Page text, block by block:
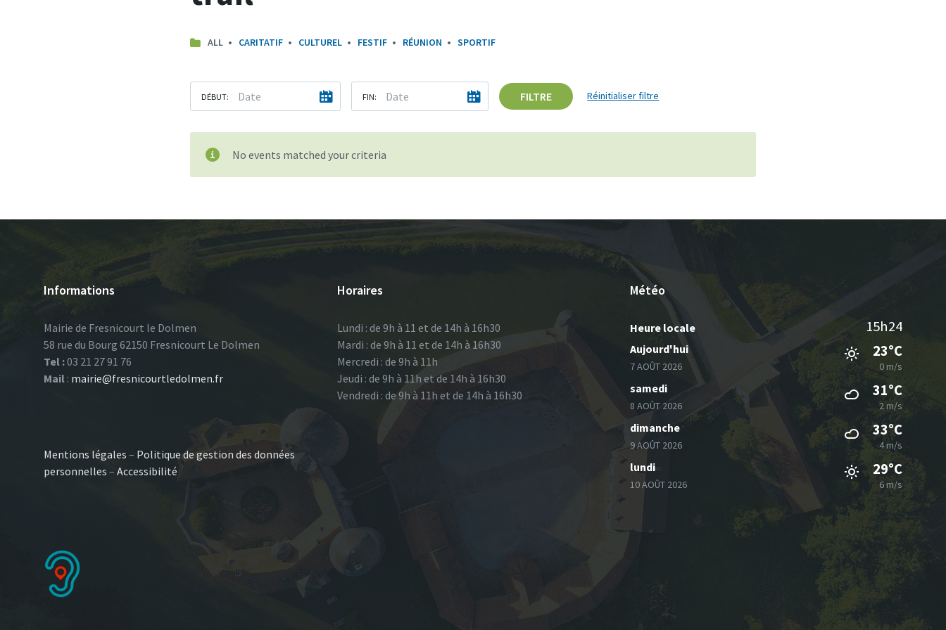
ALL CARITATIF CULTUREL FESTIF RÉUNION SPORTIF
DÉBUT: FIN: FILTRE Réinitialiser filtre
No events matched your criteria
Informations
Mairie de Fresnicourt le Dolmen
58 rue du Bourg 62150 Fresnicourt Le Dolmen
Tel :03 21 27 91 76
Mail : mairie@fresnicourtledolmen.fr
Mentions légales – Politique de gestion des données
personnelles – Accessibilité
Horaires
Lundi : de 9h à 11 et de 14h à 16h30
Mardi : de 9h à 11 et de 14h à 16h30
Mercredi : de 9h à 11h
Jeudi : de 9h à 11h et de 14h à 16h30
Vendredi : de 9h à 11h et de 14h à 16h30
Météo
Heure locale 15h24
Aujourd'hui
7 AOÛT 2026
23°C
0 m/s
samedi
8 AOÛT 2026
31°C
2 m/s
dimanche
9 AOÛT 2026
33°C
4 m/s
lundi
10 AOÛT 2026
29°C
6 m/s